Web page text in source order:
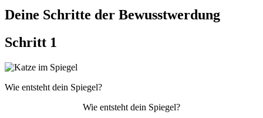
Deine Schritte der Bewusstwerdung
Schritt 1
Wie entsteht dein Spiegel?
Wie entsteht dein Spiegel?